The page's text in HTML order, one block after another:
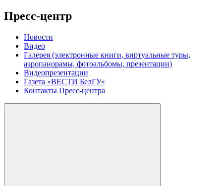
Пресс-центр
Новости
Видео
Галерея (электронные книги, виртуальные туры,
аэропанорамы, фотоальбомы, презентации)
Видеопрезентации
Газета «ВЕСТИ БелГУ»
Контакты Пресс-центра